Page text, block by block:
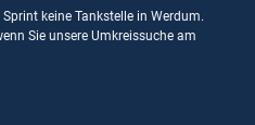
keine Tankstelle in Werdum.
Sie unsere Umkreissuche am